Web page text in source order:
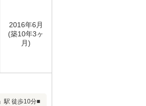
2016年6月
(築10年3ヶ
月)
駅 徒歩10分■